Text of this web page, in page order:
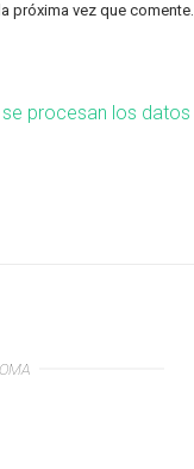
próxima vez que comente.
procesan los